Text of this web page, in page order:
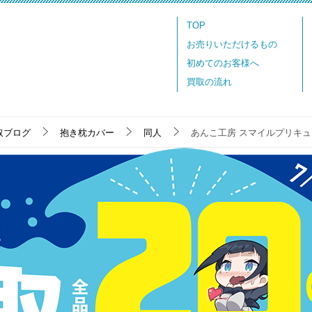
TOP
お売りいただけるもの
初めてのお客様へ
買取の流れ
ブログ 抱き枕カバー 同人 あんこ工房 スマイルプリキ